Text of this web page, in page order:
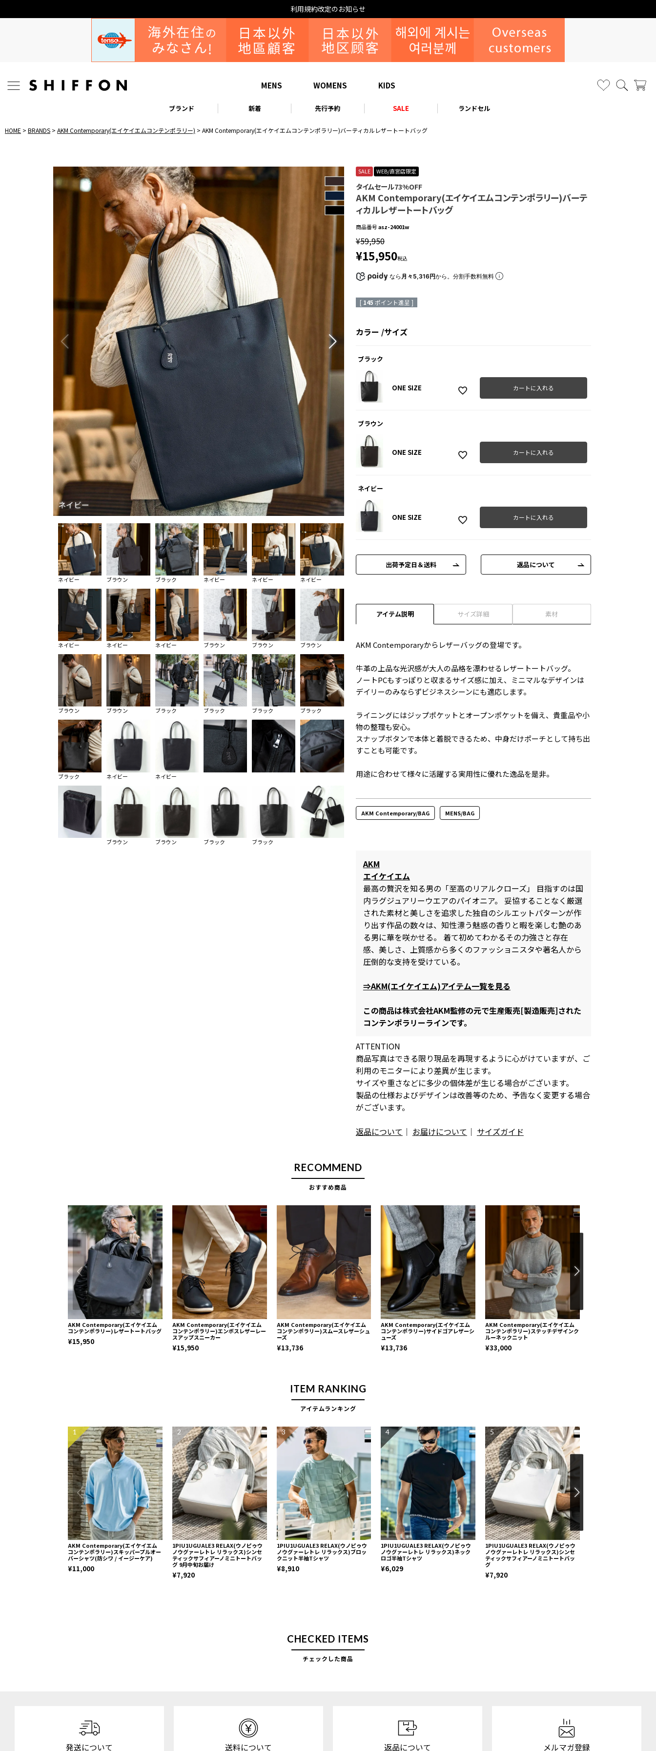
利用規約改定のお知らせ
MENS WOMENS KIDS
ブランド 新着 先行予約 SALE ランドセル
HOME BRANDS AKM Contemporary(エイケイエムコンテンポラリー) AKM Contemporary(エイケイエムコンテンポラリー)バーティカルレザートートバッグ
ネイビー ブラウン
ネイビー ブラウン ブラック ネイビー ネイビー ネイビー
ネイビー ネイビー ネイビー ブラウン ブラウン ブラウン
ブラウン ブラウン ブラック ブラック ブラック ブラック
ブラック ネイビー ネイビー
ブラウン ブラウン ブラック ブラック
SALE WEB/直営店限定
タイムセール73%OFF
AKM Contemporary(エイケイエムコンテンポラリー)バーテ
ィカルレザートートバッグ
商品番号asz-24001w
¥59,950
¥15,950税込
なら 月々5,316円から。分割手数料無料
[ 145 ポイント進呈 ]
カラー サイズ
ブラック
ONE SIZE カートに入れる
ブラウン
ONE SIZE カートに入れる
ネイビー
ONE SIZE カートに入れる
出荷予定日＆送料 返品について
アイテム説明 サイズ詳細 素材
AKM Contemporaryからレザーバッグの登場です。
牛革の上品な光沢感が大人の品格を漂わせるレザートートバッグ。
ノートPCもすっぽりと収まるサイズ感に加え、ミニマルなデザインは
デイリーのみならずビジネスシーンにも適応します。
ライニングにはジップポケットとオープンポケットを備え、貴重品や小
物の整理も安心。
スナップボタンで本体と着脱できるため、中身だけポーチとして持ち出
すことも可能です。
用途に合わせて様々に活躍する実用性に優れた逸品を是非。
AKM Contemporary/BAG MENS/BAG
AKM
エイケイエム
最高の贅沢を知る男の「至高のリアルクローズ」 目指すのは国
内ラグジュアリーウエアのパイオニア。 妥協することなく厳選
された素材と美しさを追求した独自のシルエットパターンが作
り出す作品の数々は、知性漂う魅惑の香りと暇を楽しむ艶のあ
る男に華を咲かせる。 着て初めてわかるその力強さと存在
感、美しさ、上質感から多くのファッショニスタや著名人から
圧倒的な支持を受けている。
⇒AKM(エイケイエム)アイテム一覧を見る
この商品は株式会社AKM監修の元で生産販売[製造販売]された
コンテンポラリーラインです。
ATTENTION
商品写真はできる限り現品を再現するように心がけていますが、ご
利用のモニターにより差異が生じます。
サイズや重さなどに多少の個体差が生じる場合がございます。
製品の仕様およびデザインは改善等のため、予告なく変更する場合
がございます。
返品について ｜ お届けについて ｜ サイズガイド
RECOMMEND
おすすめ商品
AKM Contemporary(エイケイエム
コンテンポラリー)レザートートバッグ
¥15,950
AKM Contemporary(エイケイエム
コンテンポラリー)エンボスレザーレー
スアップスニーカー
¥15,950
AKM Contemporary(エイケイエム
コンテンポラリー)スムースレザーシュ
ーズ
¥13,736
AKM Contemporary(エイケイエム
コンテンポラリー)サイドゴアレザーシ
ューズ
¥13,736
AKM Contemporary(エイケイエム
コンテンポラリー)ステッチデザインク
ルーネックニット
¥33,000
ITEM RANKING
アイテムランキング
1
AKM Contemporary(エイケイエム
コンテンポラリー)スキッパープルオー
バーシャツ(防シワ / イージーケア)
¥11,000
2
1PIU1UGUALE3 RELAX(ウノピゥウ
ノウグァーレトレ リラックス)シンセ
ティックサフィアーノミニトートバッ
グ 9月中旬お届け
¥7,920
3
1PIU1UGUALE3 RELAX(ウノピゥウ
ノウグァーレトレ リラックス)ブロッ
クニット半袖Tシャツ
¥8,910
4
1PIU1UGUALE3 RELAX(ウノピゥウ
ノウグァーレトレ リラックス)ネック
ロゴ半袖Tシャツ
¥6,029
5
1PIU1UGUALE3 RELAX(ウノピゥウ
ノウグァーレトレ リラックス)シンセ
ティックサフィアーノミニトートバッ
グ
¥7,920
CHECKED ITEMS
チェックした商品
発送について 送料について 返品について メルマガ登録